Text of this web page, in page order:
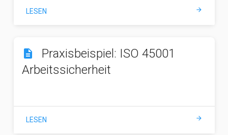
LESEN arrow_forward
description
Praxisbeispiel: ISO 45001
Arbeitssicherheit
LESEN arrow_forward